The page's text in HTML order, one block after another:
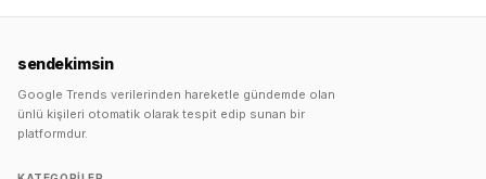
sendekimsin
Google Trends verilerinden hareketle gündemde olan
ünlü kişileri otomatik olarak tespit edip sunan bir
platformdur.